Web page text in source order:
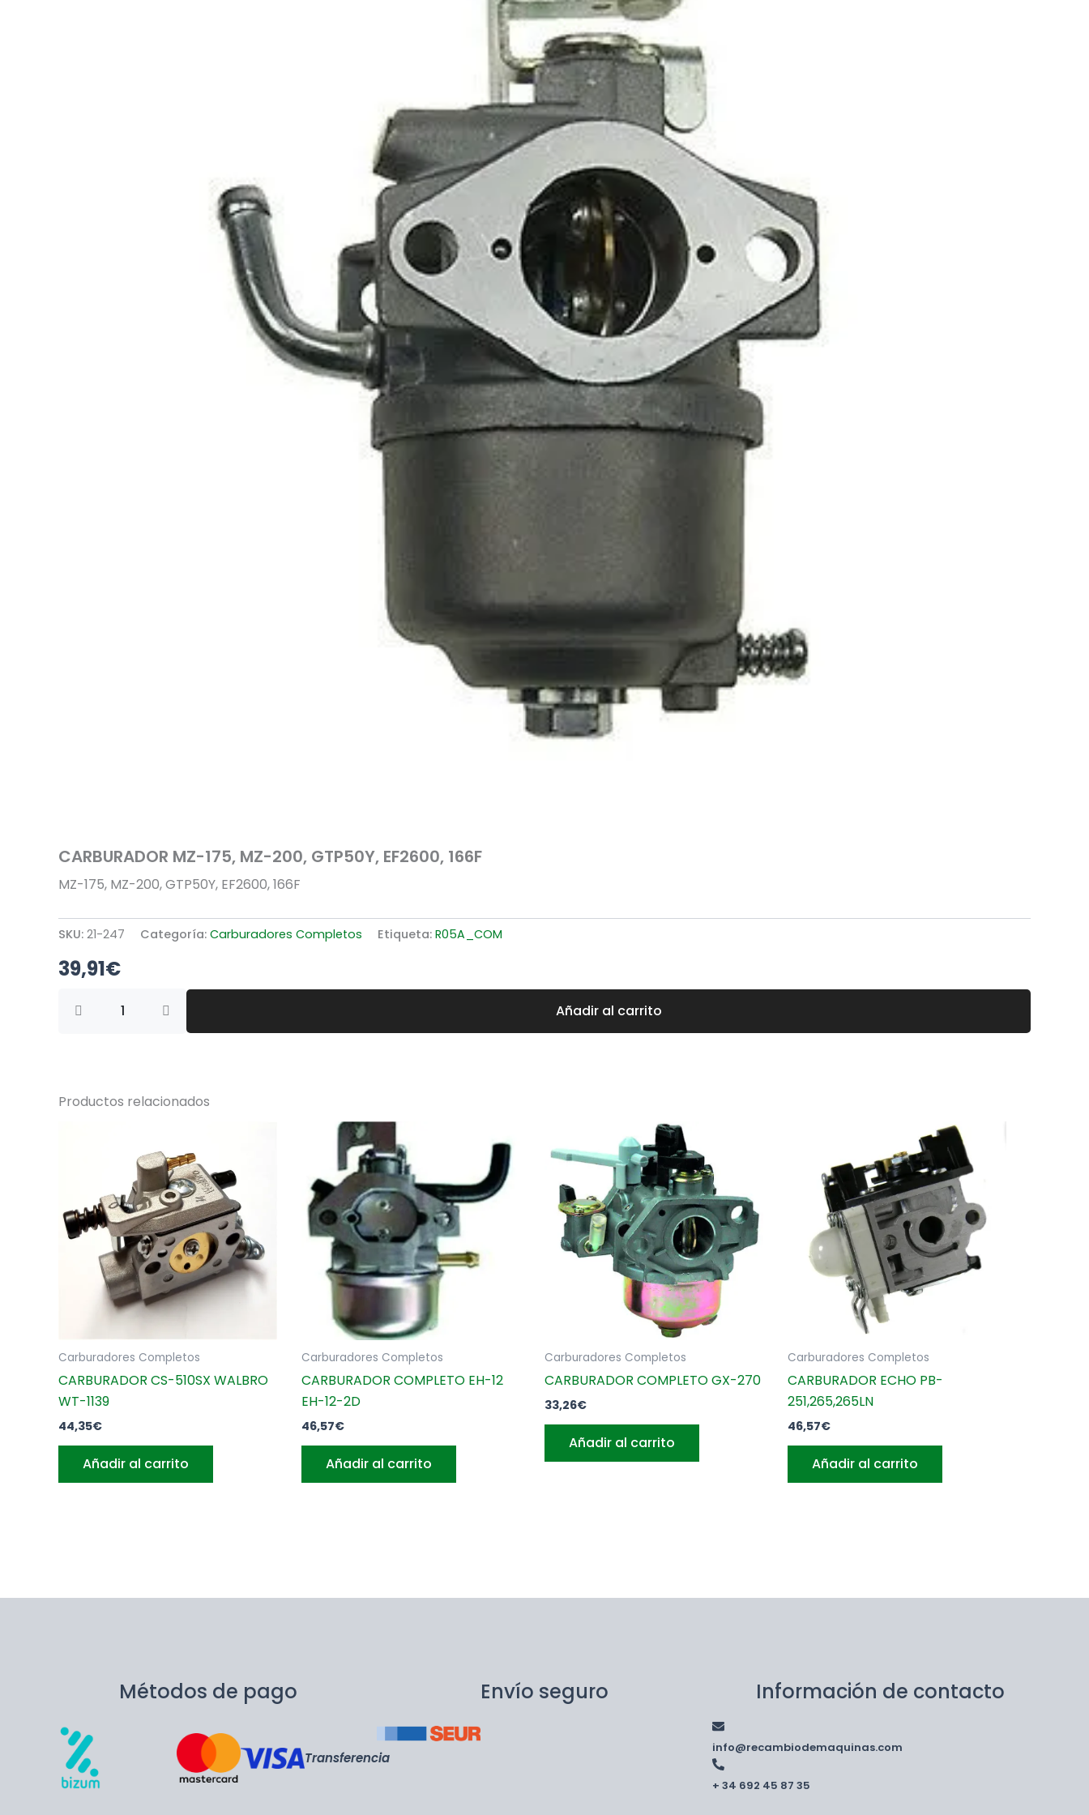
CARBURADOR MZ-175, MZ-200, GTP50Y, EF2600, 166F
MZ-175, MZ-200, GTP50Y, EF2600, 166F
SKU: 21-247 Categoría: Carburadores Completos Etiqueta: R05A_COM
39,91€
166F
Añadir al carrito
Productos relacionados
Carburadores Completos
CARBURADOR CS-510SX WALBRO
WT-1139
44,35€
Añadir al carrito
Carburadores Completos
CARBURADOR COMPLETO EH-12
EH-12-2D
46,57€
Añadir al carrito
Carburadores Completos
CARBURADOR COMPLETO GX-270
33,26€
Añadir al carrito
Carburadores Completos
CARBURADOR ECHO PB-
251,265,265LN
46,57€
Añadir al carrito
Métodos de pago
Transferencia
Envío seguro Información de contacto
info@recambiodemaquinas.com
+ 34 692 45 87 35